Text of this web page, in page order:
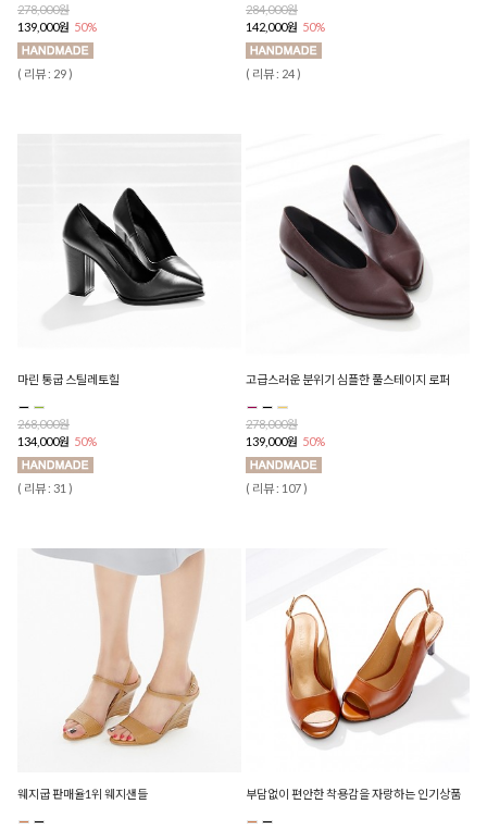
278,000원
139,000원 50%
( 리뷰 : 29 )
284,000원
142,000원 50%
( 리뷰 : 24 )
마린 통굽 스틸레토힐
268,000원
134,000원 50%
( 리뷰 : 31 )
고급스러운 분위기 심플한 풀스테이지 로퍼
278,000원
139,000원 50%
( 리뷰 : 107 )
웨지굽 판매율1위 웨지샌들 부담없이 편안한 착용감을 자랑하는 인기상품